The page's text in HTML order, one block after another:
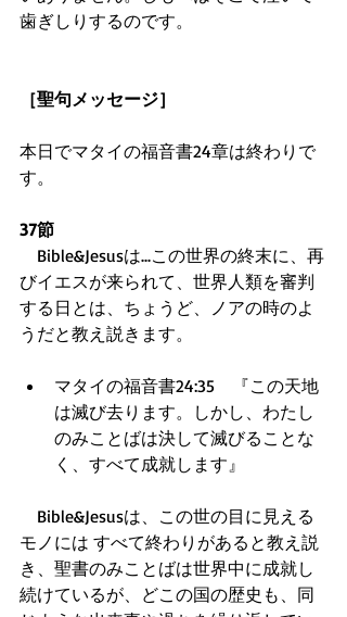
歯ぎしりするのです。
［聖句メッセージ］
本日でマタイの福音書24章は終わりで
す。
37節
Bible&Jesusは...この世界の終末に、再
びイエスが来られて、世界人類を審判
する日とは、ちょうど、ノアの時のよ
うだと教え説きます。
マタイの福音書24:35　『この天地
は滅び去ります。しかし、わたし
のみことばは決して滅びることな
く、すべて成就します』
Bible&Jesusは、この世の目に見える
モノには すべて終わりがあると教え説
き、聖書のみことばは世界中に成就し
続けているが、どこの国の歴史も、同